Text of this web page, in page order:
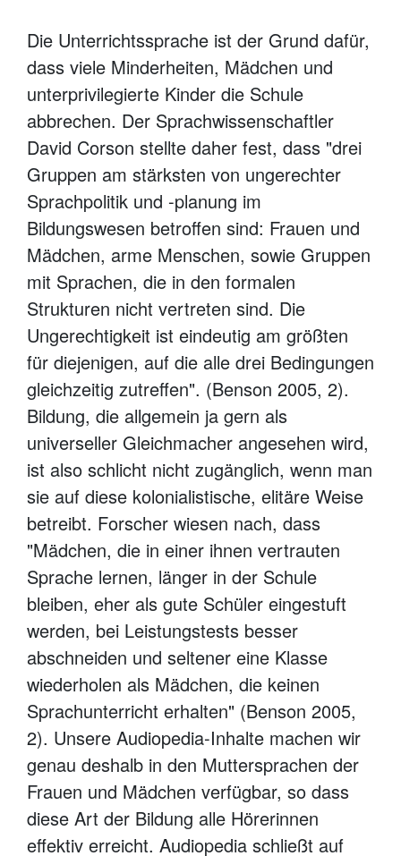
Die Unterrichtssprache ist der Grund dafür,
dass viele Minderheiten, Mädchen und
unterprivilegierte Kinder die Schule
abbrechen. Der Sprachwissenschaftler
David Corson stellte daher fest, dass "drei
Gruppen am stärksten von ungerechter
Sprachpolitik und -planung im
Bildungswesen betroffen sind: Frauen und
Mädchen, arme Menschen, sowie Gruppen
mit Sprachen, die in den formalen
Strukturen nicht vertreten sind. Die
Ungerechtigkeit ist eindeutig am größten
für diejenigen, auf die alle drei Bedingungen
gleichzeitig zutreffen". (Benson 2005, 2).
Bildung, die allgemein ja gern als
universeller Gleichmacher angesehen wird,
ist also schlicht nicht zugänglich, wenn man
sie auf diese kolonialistische, elitäre Weise
betreibt. Forscher wiesen nach, dass
"Mädchen, die in einer ihnen vertrauten
Sprache lernen, länger in der Schule
bleiben, eher als gute Schüler eingestuft
werden, bei Leistungstests besser
abschneiden und seltener eine Klasse
wiederholen als Mädchen, die keinen
Sprachunterricht erhalten" (Benson 2005,
2). Unsere Audiopedia-Inhalte machen wir
genau deshalb in den Muttersprachen der
Frauen und Mädchen verfügbar, so dass
diese Art der Bildung alle Hörerinnen
effektiv erreicht. Audiopedia schließt auf